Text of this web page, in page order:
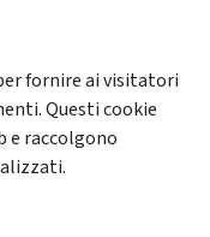
fornire ai visitatori
Questi cookie
e raccolgono